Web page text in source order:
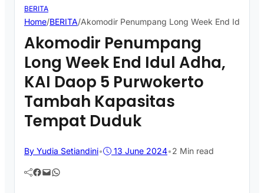
BERITA
Home/BERITA/Akomodir Penumpang Long Week End Idul
Akomodir Penumpang
Long Week End Idul Adha,
KAI Daop 5 Purwokerto
Tambah Kapasitas
Tempat Duduk
By Yudia Setiandini• 13 June 2024•2 Min read
Facebook Mail WhatsApp